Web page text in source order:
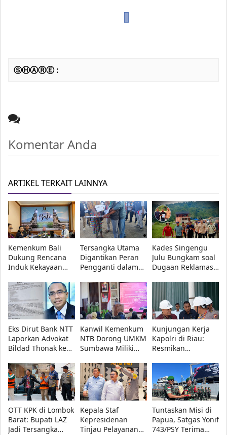
ⓈⒽⒶⓇⒺ :
Komentar Anda
ARTIKEL TERKAIT LAINNYA
Kemenkum Bali
Dukung Rencana
Induk Kekayaan
Nasional 2027-2036
di Forum Nasional
KI 2026
Tersangka Utama
Digantikan Peran
Pengganti dalam
Kematian Gustaf
Nabuasa
Kades Singengu
Julu Bungkam soal
Dugaan Reklamasi
Kotanopan, Publik
Pertanyakan
Transparansi
Eks Dirut Bank NTT
Laporkan Advokat
Bildad Thonak ke
Dugaan Penipuan,
Ini Alasannya!
Kanwil Kemenkum
NTB Dorong UMKM
Sumbawa Miliki
Lewat AHU Online
Kunjungan Kerja
Kapolri di Riau:
Resmikan
Perkuat Ketahanan
Pangan dan
Kesiapsiagaan
Karhutla
OTT KPK di Lombok
Barat: Bupati LAZ
Jadi Tersangka
Kepala Staf
Kepresidenan
Tinjau Pelayanan
Tuntaskan Misi di
Papua, Satgas Yonif
743/PSY Terima